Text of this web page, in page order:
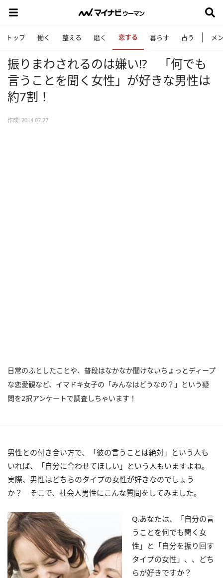
トップ 働く 整える 磨く 恋する 暮らす 占う メ
振りまわされるのは嫌い!? 「何でも
言うことを聞く女性」が好きな男性は
約7割！
作成: 2014.07.27
日常のふとしたことや、普段はなかなか聞けないちょっとディープ
な恋愛観など、イマドキ女子の「みんなはどうなの？」という疑
問を2択アンケートで調査しちゃいます！
男性との付き合い方で、「彼の言うことは絶対」という人も
いれば、「自分に合わせてほしい」という人もいますよね。
実際、男性はどちらのタイプの女性が好きなのでしょう
か？ そこで、社会人男性にこんな質問をしてみました。
Q.あなたは、「自分の言
うことを何でも聞く女
性」と「自分を振り回す
タイプの女性」、、どち
らが好きですか？